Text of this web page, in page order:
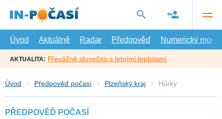
hlavní
Úvod
Aktuálně Radar Předpověď Numerický model
AKTUALITA: Převážně slunečno s letními teplotami
Úvod Předpověď počasí Plzeňský kraj Hůrky
PŘEDPOVĚĎ POČASÍ